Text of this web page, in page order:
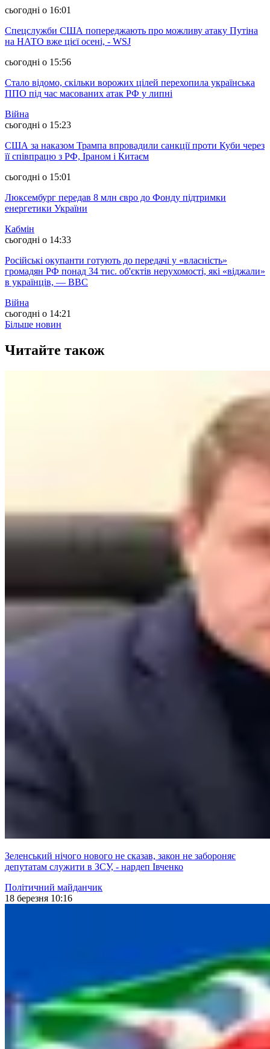
сьогодні о 16:01
Спецслужби США попереджають про можливу атаку Путіна
на НАТО вже цієї осені, - WSJ
сьогодні о 15:56
Стало відомо, скільки ворожих цілей перехопила українська
ППО під час масованих атак РФ у липні
Війна
сьогодні о 15:23
США за наказом Трампа впровадили санкції проти Куби через
її співпрацю з РФ, Іраном і Китаєм
сьогодні о 15:01
Люксембург передав 8 млн євро до Фонду підтримки
енергетики України
Кабмін
сьогодні о 14:33
Російські окупанти готують до передачі у «власність»
громадян РФ понад 34 тис. об'єктів нерухомості, які «віджали»
в українців, — ВВС
Війна
сьогодні о 14:21
Більше новин
Читайте також
Зеленський нічого нового не сказав, закон не забороняє
депутатам служити в ЗСУ, - нардеп Івченко
Політичний майданчик
18 березня 10:16